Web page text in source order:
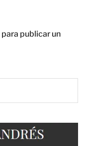
para publicar un